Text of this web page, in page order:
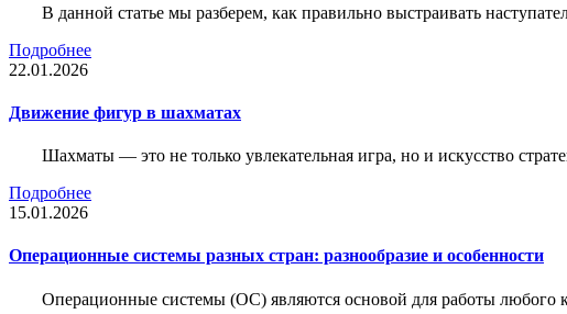
В данной статье мы разберем, как правильно выстраивать
Подробнее
22.01.2026
Движение фигур в шахматах
Шахматы — это не только увлекательная игра, но и искусство
Подробнее
15.01.2026
Операционные системы разных стран: разнообразие и особенности
Операционные системы (ОС) являются основой для работы любого